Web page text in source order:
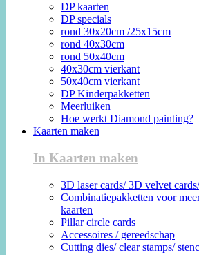
DP kaarten
DP specials
rond 30x20cm /25x15cm
rond 40x30cm
rond 50x40cm
40x30cm vierkant
50x40cm vierkant
DP Kinderpakketten
Meerluiken
Hoe werkt Diamond painting?
Kaarten maken
In Kaarten maken
3D laser cards/ 3D velvet
Combinatiepakketten voor
kaarten
Pillar circle cards
Accessoires / gereedschap
Cutting dies/ clear stamps/